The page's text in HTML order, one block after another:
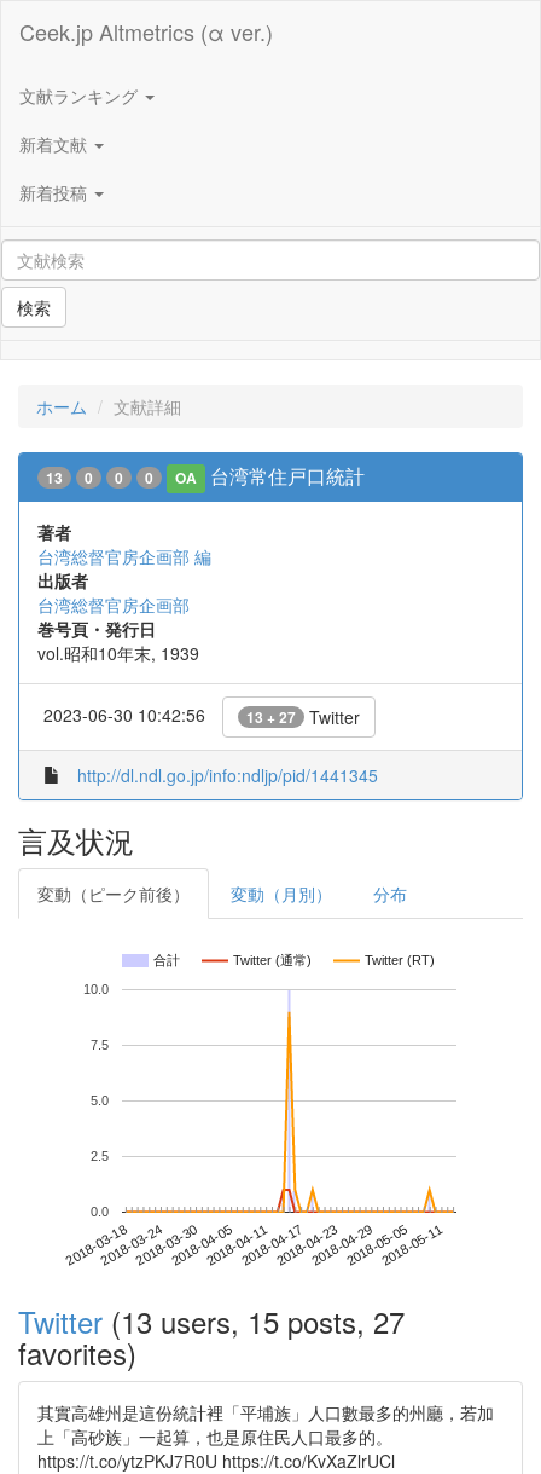
Ceek.jp Altmetrics (α ver.)
文献ランキング
新着文献
新着投稿
検索
ホーム 文献詳細
13 0 0 0 OA 台湾常住戸口統計
著者
台湾総督官房企画部 編
出版者
台湾総督官房企画部
巻号頁・発行日
vol.昭和10年末, 1939
2023-06-30 10:42:56 13 + 27 Twitter
http://dl.ndl.go.jp/info:ndljp/pid/1441345
言及状況
変動（ピーク前後） 変動（月別） 分布
合計 Twitter (通常) Twitter (RT)
2018-03-182018-03-242018-03-302018-04-052018-04-112018-04-172018-04-232018-04-292018-05-052018-05-11
0.0
2.5
5.0
7.5
10.0
Twitter (13 users, 15 posts, 27
favorites)
其實高雄州是這份統計裡「平埔族」人口數最多的州廳，若加
上「高砂族」一起算，也是原住民人口最多的。
https://t.co/ytzPKJ7R0U https://t.co/KvXaZlrUCl